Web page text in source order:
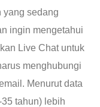
yang sedang
ingin mengetahui
Live Chat untuk
menghubungi
Menurut data
tahun) lebih